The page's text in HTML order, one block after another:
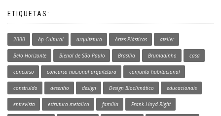
ETIQUETAS:
2000 Ap Cultural arquitetura Artes Plásticas atelier
Belo Horizonte Bienal de São Paulo Brasília Brumadinho casa
concurso concurso nacional arquitetura conjunto habitacional
construído desenho design Design Bioclimático educacionais
entrevista estrutura metalica família Frank Lloyd Right